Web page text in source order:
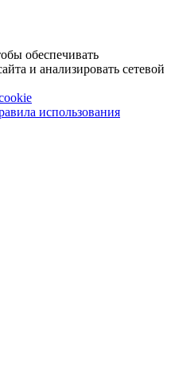
обеспечивать
и анализировать сетевой
использования